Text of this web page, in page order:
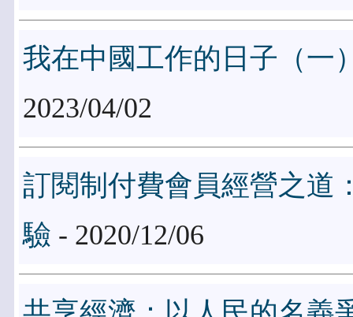
我在中國工作的日子（一
2023/04/02
訂閱制付費會員經營之道
驗 - 2020/12/06